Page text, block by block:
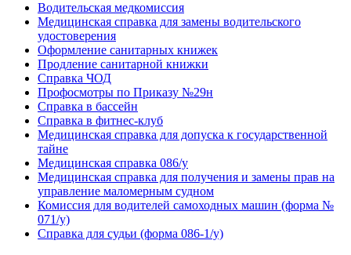
Водительская медкомиссия
Медицинская справка для замены водительского
удостоверения
Оформление санитарных книжек
Продление санитарной книжки
Справка ЧОД
Профосмотры по Приказу №29н
Справка в бассейн
Справка в фитнес-клуб
Медицинская справка для допуска к государственной
тайне
Медицинская справка 086/у
Медицинская справка для получения и замены прав на
управление маломерным судном
Комиссия для водителей самоходных машин (форма №
071/у)
Справка для судьи (форма 086-1/у)